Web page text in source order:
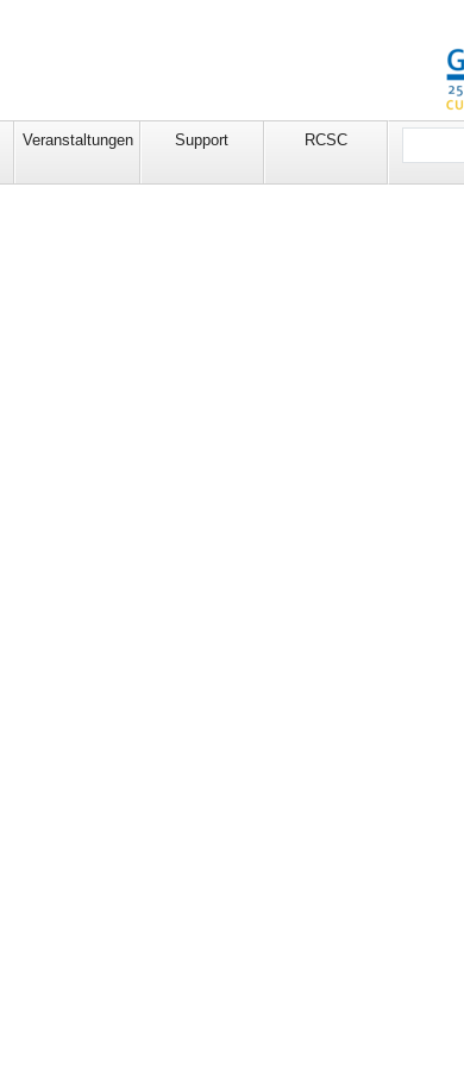
Veranstaltungen Support RCSC
Website